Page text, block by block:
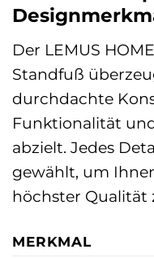
Der LEMUS
Standfuß
durchdachte
Funktionalität
abzielt. Jedes
gewählt, um
höchster Qualität
MERKMAL